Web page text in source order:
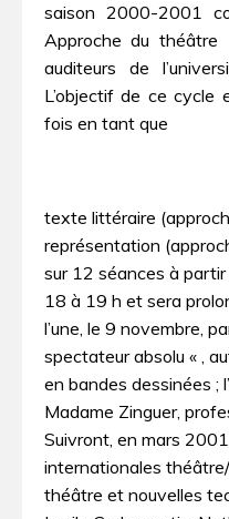
saison 2000-2001
Approche du
auditeurs de
L’objectif de ce cycle
fois en tant que
texte littéraire
représentation
sur 12 séances à
18 à 19 h et sera
l’une, le 9 novembre,
spectateur absolu « ,
en bandes dessinées ;
Madame Zinguer,
Suivront, en mars
internationales
théâtre et nouvelles